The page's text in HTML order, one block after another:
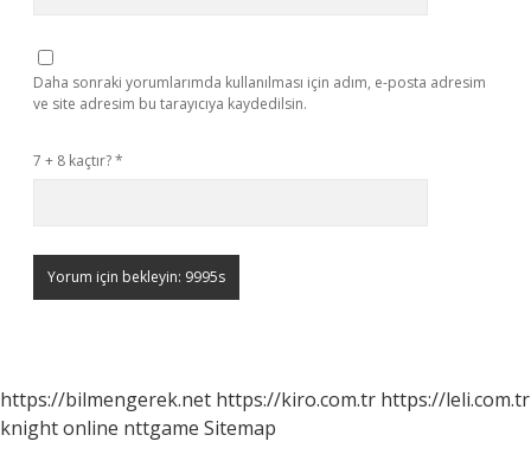
Daha sonraki yorumlarımda kullanılması için adım, e-posta adresim
ve site adresim bu tarayıcıya kaydedilsin.
7 + 8 kaçtır?*
https://bilmengerek.net https://kiro.com.tr https://leli.com.tr
knight online nttgame Sitemap